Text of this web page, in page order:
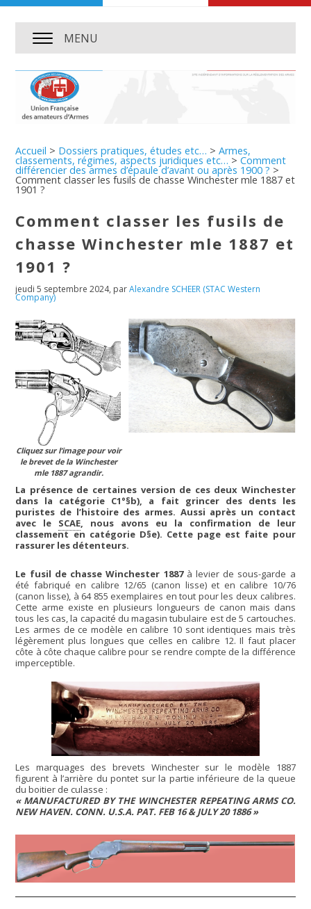
MENU
Accueil > Dossiers pratiques, études etc… >Armes,
classements, régimes, aspects juridiques etc… >Comment
différencier des armes d’épaule d’avant ou après 1900 ? >
Comment classer les fusils de chasse Winchester mle 1887 et
1901 ?
Comment classer les fusils de
chasse Winchester mle 1887 et
1901 ?
jeudi 5 septembre 2024, parAlexandre SCHEER (STAC Western
Company)
Cliquez sur l’image pour voir
le brevet de la Winchester
mle 1887 agrandir.
La présence de certaines version de ces deux Winchester
dans la catégorie C1°§b), a fait grincer des dents les
puristes de l’histoire des armes. Aussi après un contact
avec le SCAE, nous avons eu la confirmation de leur
classement en catégorie D§e). Cette page est faite pour
rassurer les détenteurs.
Le fusil de chasse Winchester 1887à levier de sous-garde a
été fabriqué en calibre 12/65 (canon lisse) et en calibre 10/76
(canon lisse), à 64 855 exemplaires en tout pour les deux calibres.
Cette arme existe en plusieurs longueurs de canon mais dans
tous les cas, la capacité du magasin tubulaire est de 5 cartouches.
Les armes de ce modèle en calibre 10 sont identiques mais très
légèrement plus longues que celles en calibre 12. Il faut placer
côte à côte chaque calibre pour se rendre compte de la différence
imperceptible.
Les marquages des brevets Winchester sur le modèle 1887
figurent à l’arrière du pontet sur la partie inférieure de la queue
du boitier de culasse :
« MANUFACTURED BY THE WINCHESTER REPEATING ARMS CO.
NEW HAVEN. CONN. U.S.A. PAT. FEB 16 & JULY 20 1886 »